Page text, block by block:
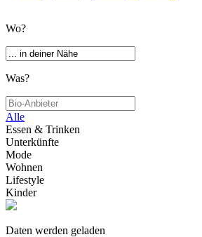
Wo?
Was?
Alle
Essen & Trinken
Unterkünfte
Mode
Wohnen
Lifestyle
Kinder
Daten werden geladen